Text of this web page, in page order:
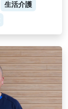
生活介護